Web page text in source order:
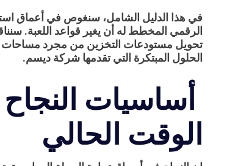
في هذا الدليل الشامل، سنغوص في أعماق
الرقمي المخطط له أن يغير قواعد اللعبة.
تحويل مستودعات التخزين من مجرد مساحات
الحلول المبتكرة التي تقدمها شركة ديسم.
أساسيات
الوقت الحالي